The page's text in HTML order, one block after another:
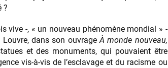
?
vive -, « un nouveau phénomène mondial » -
Louvre, dans son ouvrageÀ monde nouveau,
et des monuments, qui pouvaient être
vis-à-vis de l’esclavage et du racisme ou